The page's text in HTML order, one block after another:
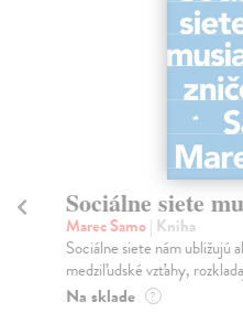
Sociálne siete
Marec Samo| Kniha
Sociálne siete nám ubližujú
medziľudské vzťahy,
Na sklade ?